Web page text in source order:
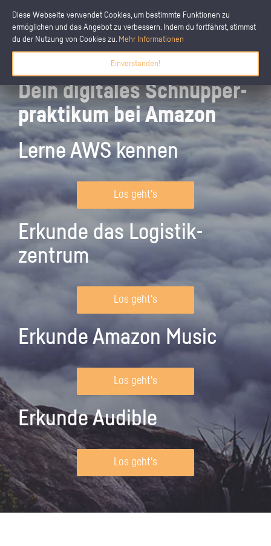
Diese Webseite verwendet Cookies, um bestimmte Funktionen zu
ermöglichen und das Angebot zu verbessern. Indem du fortfährst, stimmst
du der Nutzung von Cookies zu. Mehr Informationen
Einverstanden!
Dein digitales Schnupper­
praktikum bei Amazon
Lerne AWS kennen
Los geht's
Erkunde das Logistik­
zentrum
Los geht's
Erkunde Amazon Music
Los geht's
Erkunde Audible
Los geht's